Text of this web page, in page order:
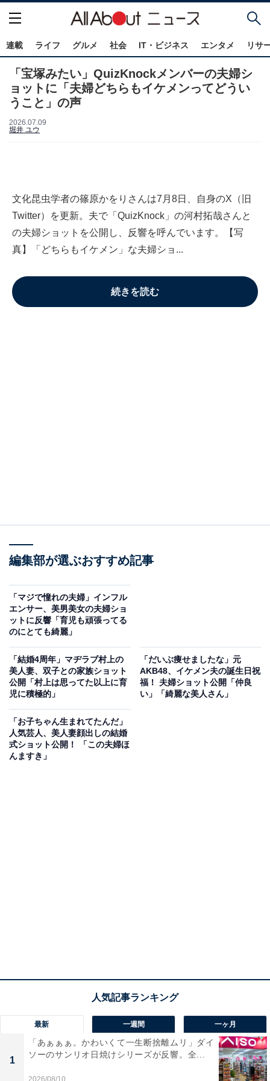
連載 ライフ グルメ 社会 IT・ビジネス エンタメ リサ
「宝塚みたい」QuizKnockメンバーの夫婦シ
ョットに「夫婦どちらもイケメンってどうい
うこと」の声
2026.07.09
堀井 ユウ
文化昆虫学者の篠原かをりさんは7月8日、自身のX（旧
Twitter）を更新。夫で「QuizKnock」の河村拓哉さんと
の夫婦ショットを公開し、反響を呼んでいます。【写
真】「どちらもイケメン」な夫婦ショ...
続きを読む
編集部が選ぶおすすめ記事
「マジで憧れの夫婦」インフル
エンサー、美男美女の夫婦ショ
ットに反響「育児も頑張ってる
のにとても綺麗」
「結婚4周年」マヂラブ村上の
美人妻、双子との家族ショット
公開「村上は思ってた以上に育
児に積極的」
「だいぶ痩せましたな」元
AKB48、イケメン夫の誕生日祝
福！ 夫婦ショット公開「仲良
い」「綺麗な美人さん」
「お子ちゃん生まれてたんだ」
人気芸人、美人妻顔出しの結婚
式ショット公開！ 「この夫婦ほ
んますき」
最新 一週間 一ヶ月
1
「あぁぁぁ。かわいくて一生断捨離ムリ」ダイ
ソーのサンリオ日焼けシリーズが反響。全...